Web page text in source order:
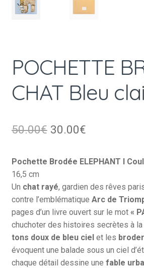
POCHETTE
CHAT Bleu
50.00€ Le
initial
était :
50.00€.
30.00€Le
actuel
est :
30.00€.
Pochette Brodée ELEPHANT I
16,5 cm
Un chat rayé, gardien des rêves
contre l’emblématique Arc de
pages d’un livre ouvert sur le mot «
chuchoter des histoires secrètes à
tons doux de bleu cielet les
évoquent une balade sous un ciel
chaque détail dessine une fable